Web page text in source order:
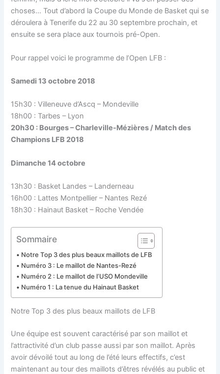
choses… Tout d’abord la Coupe du Monde de Basket qui se
déroulera à Tenerife du 22 au 30 septembre prochain, et
ensuite se sera place aux tournois pré-Open.
Pour rappel voici le programme de l’Open LFB :
Samedi 13 octobre 2018
15h30 : Villeneuve d’Ascq – Mondeville
18h00 : Tarbes – Lyon
20h30 : Bourges – Charleville-Mézières / Match des
Champions LFB 2018
Dimanche 14 octobre
13h30 : Basket Landes – Landerneau
16h00 : Lattes Montpellier – Nantes Rezé
18h30 : Hainaut Basket – Roche Vendée
Sommaire
Notre Top 3 des plus beaux maillots de LFB
Numéro 3 : Le maillot de Nantes-Rezé
Numéro 2 : Le maillot de l’USO Mondeville
Numéro 1 : La tenue du Hainaut Basket
Notre Top 3 des plus beaux maillots de LFB
Une équipe est souvent caractérisé par son maillot et
l’attractivité d’un club passe aussi par son maillot. Après
avoir dévoilé tout au long de l’été leurs effectifs, c’est
maintenant au tour des maillots d’êtres révélés au public et